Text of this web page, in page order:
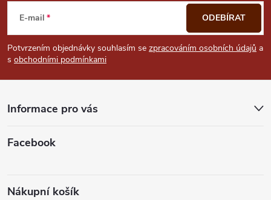
p
a
E-mail
Potvrzením objednávky souhlasím se zpracováním osobních údajů a
s obchodními podmínkami
ODEBÍRAT
Informace pro vás
Facebook
Nákupní košík